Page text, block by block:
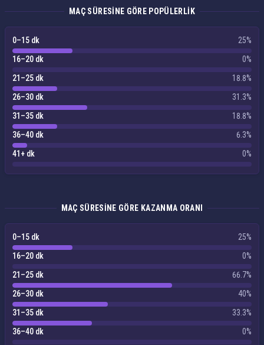
MAÇ SÜRESINE GÖRE POPÜLERLIK
0–15 dk
25%
16–20 dk
0%
21–25 dk
18.8%
26–30 dk
31.3%
31–35 dk
18.8%
36–40 dk
6.3%
41+ dk
0%
MAÇ SÜRESINE GÖRE KAZANMA ORANI
0–15 dk
25%
16–20 dk
0%
21–25 dk
66.7%
26–30 dk
40%
31–35 dk
33.3%
36–40 dk
0%